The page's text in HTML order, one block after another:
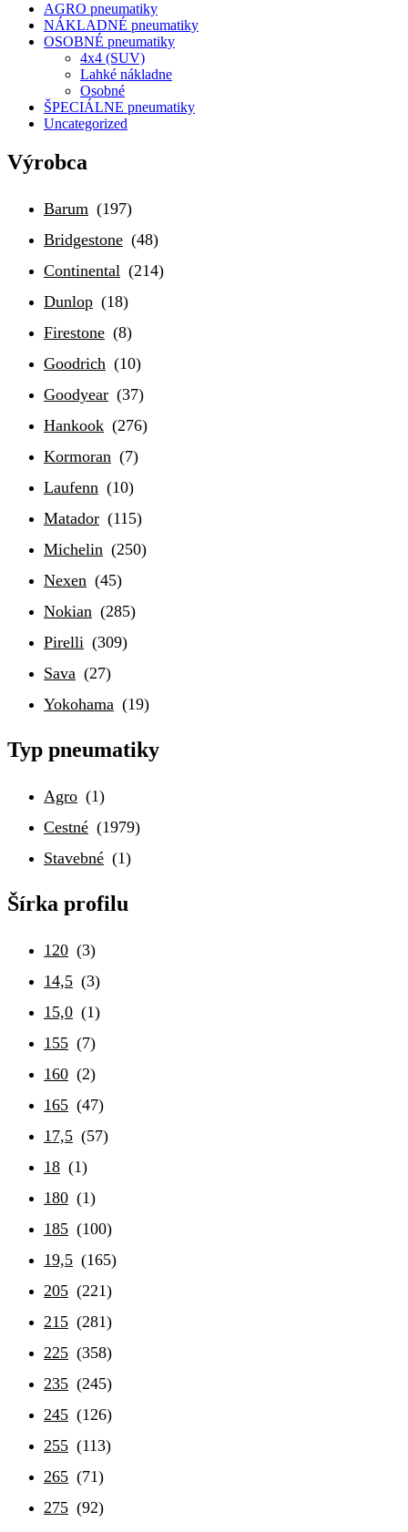
AGRO pneumatiky
NÁKLADNÉ pneumatiky
OSOBNÉ pneumatiky
4x4 (SUV)
Lahké nákladne
Osobné
ŠPECIÁLNE pneumatiky
Uncategorized
Výrobca
Barum (197)
Bridgestone (48)
Continental (214)
Dunlop (18)
Firestone (8)
Goodrich (10)
Goodyear (37)
Hankook (276)
Kormoran (7)
Laufenn (10)
Matador (115)
Michelin (250)
Nexen (45)
Nokian (285)
Pirelli (309)
Sava (27)
Yokohama (19)
Typ pneumatiky
Agro (1)
Cestné (1979)
Stavebné (1)
Šírka profilu
120 (3)
14,5 (3)
15,0 (1)
155 (7)
160 (2)
165 (47)
17,5 (57)
18 (1)
180 (1)
185 (100)
19,5 (165)
205 (221)
215 (281)
225 (358)
235 (245)
245 (126)
255 (113)
265 (71)
275 (92)